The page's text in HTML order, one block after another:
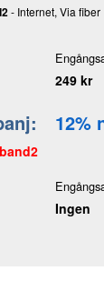
- Internet, Via fiber
249 kr
12%
Ingen